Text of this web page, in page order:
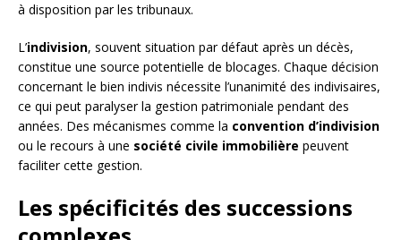
à disposition par les tribunaux.
L’indivision, souvent situation par défaut après un décès,
constitue une source potentielle de blocages. Chaque décision
concernant le bien indivis nécessite l’unanimité des indivisaires,
ce qui peut paralyser la gestion patrimoniale pendant des
années. Des mécanismes comme la convention d’indivision
ou le recours à une société civile immobilière peuvent
faciliter cette gestion.
Les spécificités des successions